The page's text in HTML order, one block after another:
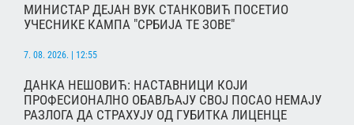
МИНИСТАР ДЕЈАН ВУК СТАНКОВИЋ ПОСЕТИО
УЧЕСНИКЕ КАМПА "СРБИЈА ТЕ ЗОВЕ"
7. 08. 2026. | 12:55
ДАНКА НЕШОВИЋ: НАСТАВНИЦИ КОЈИ
ПРОФЕСИОНАЛНО ОБАВЉАЈУ СВОЈ ПОСАО НЕМАЈУ
РАЗЛОГА ДА СТРАХУЈУ ОД ГУБИТКА ЛИЦЕНЦЕ